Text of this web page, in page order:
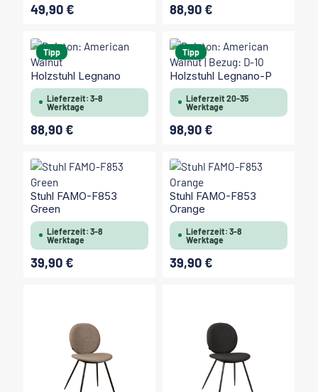
Regulärer Preis:
49,90 € Regulärer Preis:
88,90 €
Tipp
Holzstuhl Legnano
Lieferzeit: 3-8
Werktage
Regulärer Preis:
88,90 €
Tipp
Holzstuhl Legnano-P
Lieferzeit 20-35
Werktage
Regulärer Preis:
98,90 €
Stuhl FAMO-F853
Green
Lieferzeit: 3-8
Werktage
Regulärer Preis:
39,90 €
Stuhl FAMO-F853
Orange
Lieferzeit: 3-8
Werktage
Regulärer Preis:
39,90 €